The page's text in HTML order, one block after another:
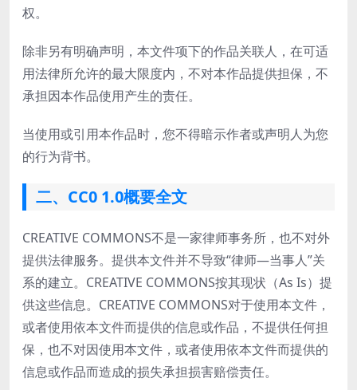
权。
除非另有明确声明，本文件项下的作品关联人，在可适
用法律所允许的最大限度内，不对本作品提供担保，不
承担因本作品使用产生的责任。
当使用或引用本作品时，您不得暗示作者或声明人为您
的行为背书。
二、CC0 1.0概要全文
CREATIVE COMMONS不是一家律师事务所，也不对外
提供法律服务。提供本文件并不导致“律师—当事人”关
系的建立。CREATIVE COMMONS按其现状（As Is）提
供这些信息。CREATIVE COMMONS对于使用本文件，
或者使用依本文件而提供的信息或作品，不提供任何担
保，也不对因使用本文件，或者使用依本文件而提供的
信息或作品而造成的损失承担损害赔偿责任。